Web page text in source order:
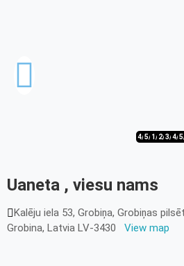
4/55/51/52/53/54/5
Uaneta , viesu nams
Kalēju iela 53, Grobiņa, Grobiņas
Grobina, Latvia LV-3430
View map